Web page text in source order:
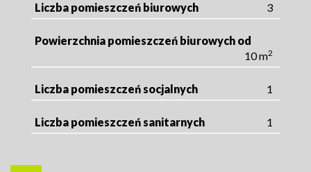
Liczba pomieszczeń biurowych 3
Powierzchnia pomieszczeń biurowych od
10 m2
Liczba pomieszczeń socjalnych 1
Liczba pomieszczeń sanitarnych 1